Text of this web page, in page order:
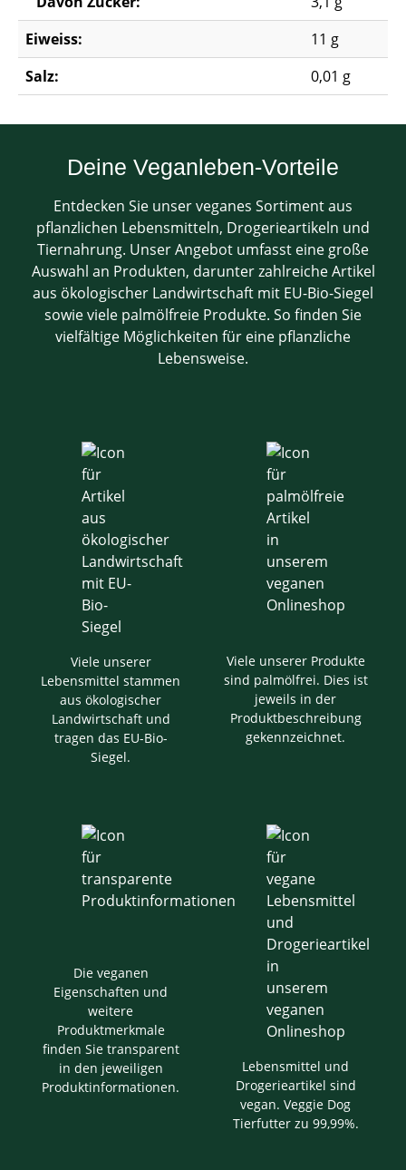
Eiweiss:
11 g
Salz:
0,01 g
Deine Veganleben-Vorteile
Entdecken Sie unser veganes Sortiment aus
pflanzlichen Lebensmitteln, Drogerieartikeln und
Tiernahrung. Unser Angebot umfasst eine große
Auswahl an Produkten, darunter zahlreiche Artikel
aus ökologischer Landwirtschaft mit EU-Bio-Siegel
sowie viele palmölfreie Produkte. So finden Sie
vielfältige Möglichkeiten für eine pflanzliche
Lebensweise.
Viele unserer
Lebensmittel stammen
aus ökologischer
Landwirtschaft und
tragen das EU-Bio-
Siegel.
Viele unserer Produkte
sind palmölfrei. Dies ist
jeweils in der
Produktbeschreibung
gekennzeichnet.
Die veganen
Eigenschaften und
weitere
Produktmerkmale
finden Sie transparent
in den jeweiligen
Produktinformationen.
Lebensmittel und
Drogerieartikel sind
vegan. Veggie Dog
Tierfutter zu 99,99%.